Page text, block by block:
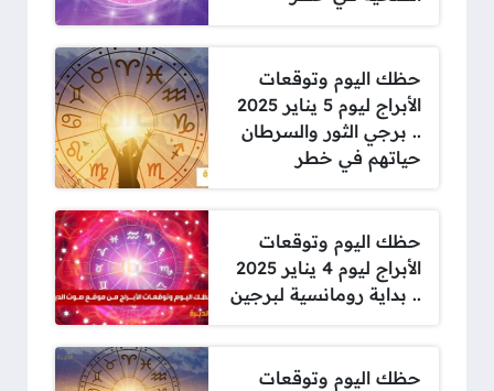
حظك اليوم وتوقعات
الأبراج ليوم 5 يناير 2025
.. برجي الثور والسرطان
حياتهم في خطر
حظك اليوم وتوقعات
الأبراج ليوم 4 يناير 2025
.. بداية رومانسية لبرجين
حظك اليوم وتوقعات